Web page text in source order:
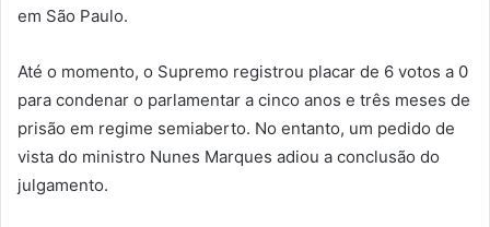
em São Paulo.
Até o momento, o Supremo registrou placar de 6 votos a 0
para condenar o parlamentar a cinco anos e três meses de
prisão em regime semiaberto. No entanto, um pedido de
vista do ministro Nunes Marques adiou a conclusão do
julgamento.